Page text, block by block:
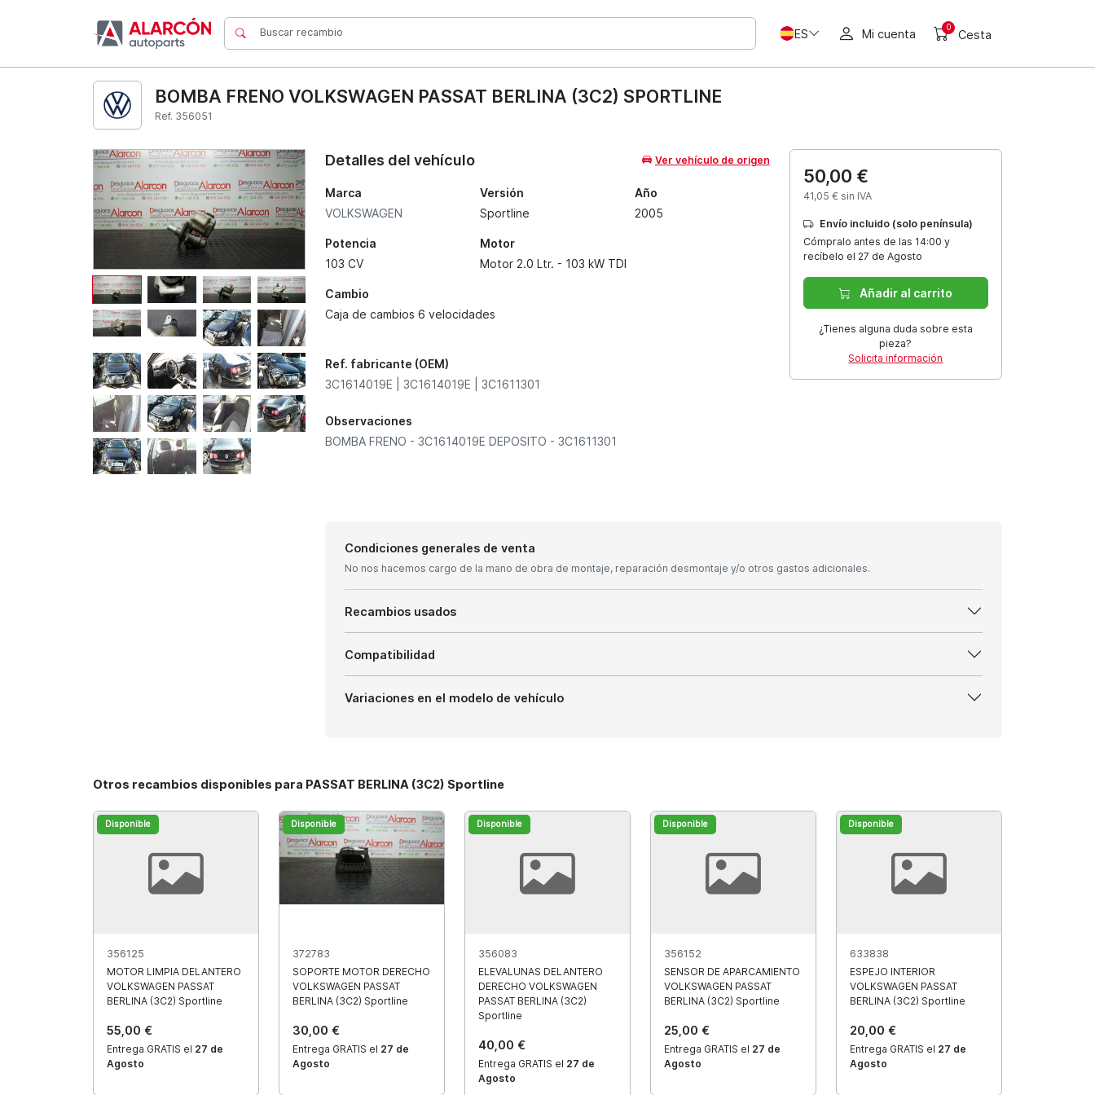
ES Mi cuenta 0
Cesta
BOMBA FRENO VOLKSWAGEN PASSAT BERLINA (3C2) SPORTLINE
Ref. 356051
Detalles del vehículo Ver vehículo de origen
Marca
VOLKSWAGEN
Versión
Sportline
Año
2005
Potencia
103 CV
Motor
Motor 2.0 Ltr. - 103 kW TDI
Cambio
Caja de cambios 6 velocidades
Ref. fabricante (OEM)
3C1614019E | 3C1614019E | 3C1611301
Observaciones
BOMBA FRENO - 3C1614019E DEPOSITO - 3C1611301
50,00 €
41,05 € sin IVA
Envío incluido (solo península)
Cómpralo antes de las 14:00 y
recíbelo el 27 de Agosto
Añadir al carrito
¿Tienes alguna duda sobre esta
pieza?
Solicita información
Condiciones generales de venta
No nos hacemos cargo de la mano de obra de montaje, reparación desmontaje y/o otros gastos adicionales.
Recambios usados
Compatibilidad
Variaciones en el modelo de vehículo
Otros recambios disponibles para PASSAT BERLINA (3C2) Sportline
Disponible
356125
MOTOR LIMPIA DELANTERO
VOLKSWAGEN PASSAT
BERLINA (3C2) Sportline
55,00 €
Entrega GRATIS el 27 de
Agosto
Disponible
372783
SOPORTE MOTOR DERECHO
VOLKSWAGEN PASSAT
BERLINA (3C2) Sportline
30,00 €
Entrega GRATIS el 27 de
Agosto
Disponible
356083
ELEVALUNAS DELANTERO
DERECHO VOLKSWAGEN
PASSAT BERLINA (3C2)
Sportline
40,00 €
Entrega GRATIS el 27 de
Agosto
Disponible
356152
SENSOR DE APARCAMIENTO
VOLKSWAGEN PASSAT
BERLINA (3C2) Sportline
25,00 €
Entrega GRATIS el 27 de
Agosto
Disponible
633838
ESPEJO INTERIOR
VOLKSWAGEN PASSAT
BERLINA (3C2) Sportline
20,00 €
Entrega GRATIS el 27 de
Agosto